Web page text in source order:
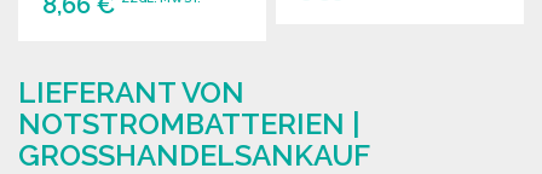
Angebot anfordern
LIEFERANT VON
NOTSTROMBATTERIEN |
GROSSHANDELSANKAUF